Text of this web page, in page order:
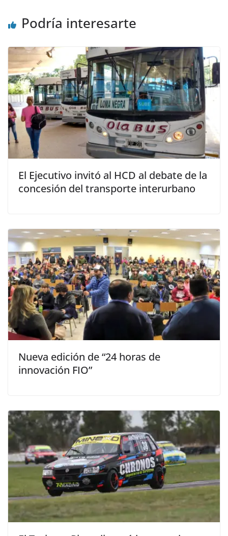
Podría interesarte
El Ejecutivo invitó al HCD al debate de la
concesión del transporte interurbano
Nueva edición de “24 horas de
innovación FIO”